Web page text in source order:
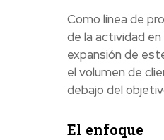
Como línea de
de la actividad
expansión de
el volumen de
debajo del
El enfoque